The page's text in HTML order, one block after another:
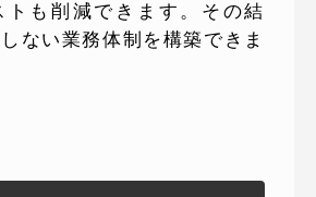
トも削減できます。その結
ない業務体制を構築できま